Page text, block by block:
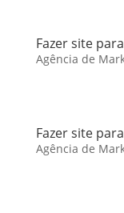
Fazer site
Agência de
Fazer site
Agência de